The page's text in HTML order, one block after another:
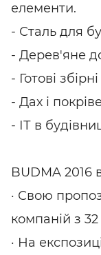
елементи.
- Сталь для
- Дерев'яне
- Готові
- Дах і
- ІТ в
BUDMA 2016
· Свою
компаній з 32
· На